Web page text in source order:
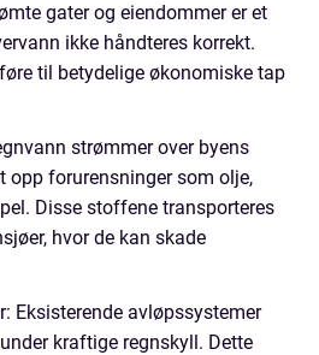
gater og eiendommer er et
ikke håndteres korrekt.
til betydelige økonomiske tap
strømmer over byens
opp forurensninger som olje,
Disse stoffene transporteres
hvor de kan skade
Eksisterende avløpssystemer
kraftige regnskyll. Dette